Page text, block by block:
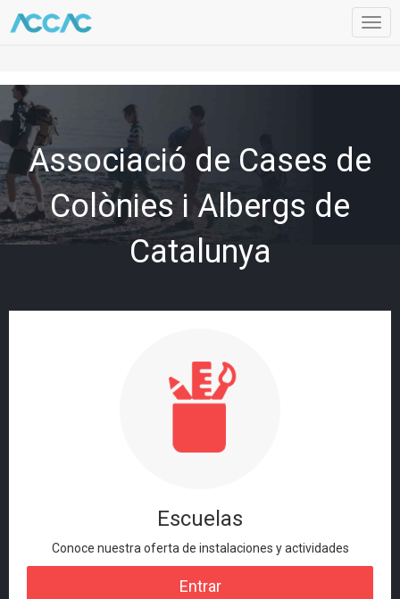
Associació de Cases de
Colònies i Albergs de
Catalunya
Escuelas
Conoce nuestra oferta de instalaciones y actividades
Entrar